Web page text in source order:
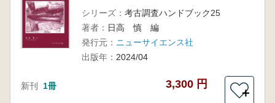
シリーズ： 考古調査ハンドブック25
著者： 日高 慎 編
発行元： ニューサイエンス社
出版年： 2024/04
新刊 1冊 3,300 円
＋